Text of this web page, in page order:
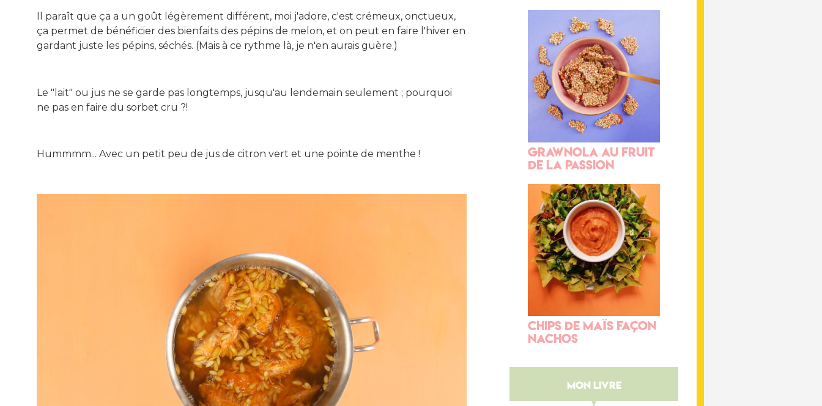
Il paraît que ça a un goût légèrement différent, moi j'adore, c'est crémeux, onctueux,
ça permet de bénéficier des bienfaits des pépins de melon, et on peut en faire l'hiver en
gardant juste les pépins, séchés. (Mais à ce rythme là, je n'en aurais guère.)
Le "lait" ou jus ne se garde pas longtemps, jusqu'au lendemain seulement ; pourquoi
ne pas en faire du sorbet cru ?!
Hummmm... Avec un petit peu de jus de citron vert et une pointe de menthe !
gRAWnola au fruit
de la passion
Chips de maïs façon
nachos
mon livre